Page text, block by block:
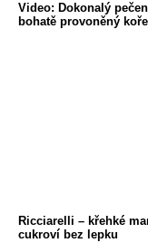
Video: Dokonalý
bohatě provoněný
Ricciarelli – křehké
cukroví bez lepku